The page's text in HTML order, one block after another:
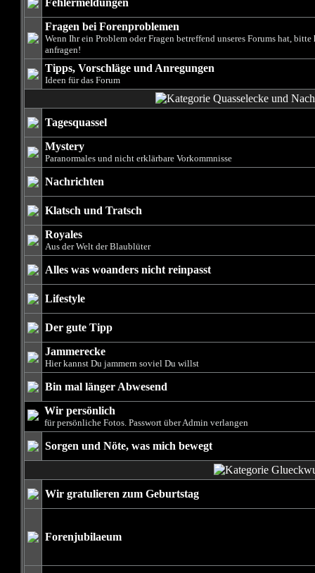
Fehlermeldungen
Fragen bei Forenproblemen
Wenn Ihr ein Problem oder Fragen betreffend unseres Forums hat, bitte
anfragen!
Tipps, Vorschläge und Anregungen
Ideen für das Forum
Tagesquassel
Mystery
Paranormales und nicht erklärbare Vorkommnisse
Nachrichten
Klatsch und Tratsch
Royales
Aus der Welt der Blaublüter
Alles was woanders nicht reinpasst
Lifestyle
Der gute Tipp
Jammerecke
Hier kannst Du jammern soviel Du willst
Bin mal länger Abwesend
Wir persönlich
für persönliche Fotos. Passwort über Admin verlangen
Sorgen und Nöte, was mich bewegt
Wir gratulieren zum Geburtstag
Forenjubilaeum